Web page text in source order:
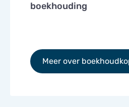
boekhouding
Meer over